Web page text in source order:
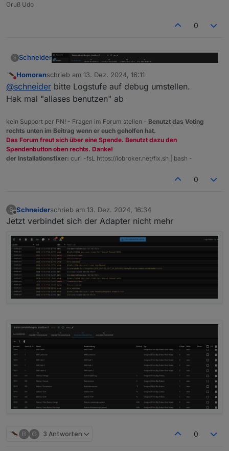
Diskrete Eingänge / Ausgänge habe ich nichts
Gruß Udo
0
S Schneider
Diskrete Eingänge / Ausgänge habe ich nichts
eingetragen. Ebenso ins Holding-Register.
Nicht stören
Homoranschrieb am 13. Dez. 2024, 16:11
zuletzt editiert von
@schneider bitte Logstufe auf debug umstellen.
Hak mal "aliases benutzen" ab
kein Support per PN! - Fragen im Forum stellen - Benutzt das Voting
rechts unten im Beitrag wenn er euch geholfen hat.
Das Forum freut sich über eine Spende. Benutzt dazu den
Spendenbutton oben rechts. Danke!
der Installationsfixer: curl -fsL https://iobroker.net/fix.sh | bash -
0
S
Offline
Schneiderschrieb am 13. Dez. 2024, 16:34
zuletzt editiert von
Jetzt verbindet sich der Adapter nicht mehr
B G 3 Antworten 0